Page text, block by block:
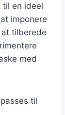
til en ideel
imponere
tilberede
med
til